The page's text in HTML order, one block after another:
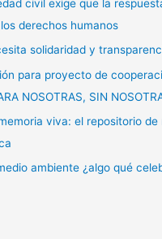
civil exige que la
derechos humanos
solidaridad y
para proyecto de
NOSOTRAS, SIN
viva: el repositorio de
ambiente ¿algo qué